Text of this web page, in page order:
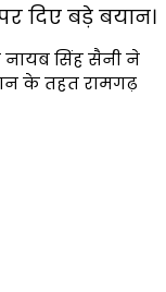
दिए बड़े बयान।
नायब सिंह सैनी ने
के तहत रामगढ़